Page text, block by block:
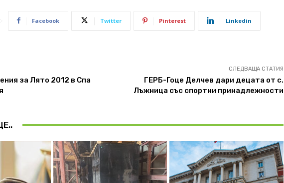
Facebook Twitter Pinterest Linkedin
за Лято 2012 в Спа
СЛЕДВАЩА СТАТИЯ
ГЕРБ-Гоце Делчев дари децата от с.
Лъжница със спортни принадлежности